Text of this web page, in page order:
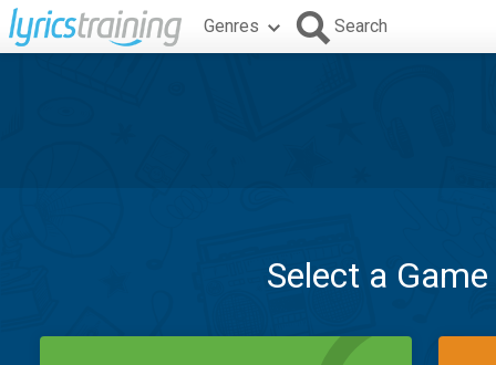
Genres Search
Select a